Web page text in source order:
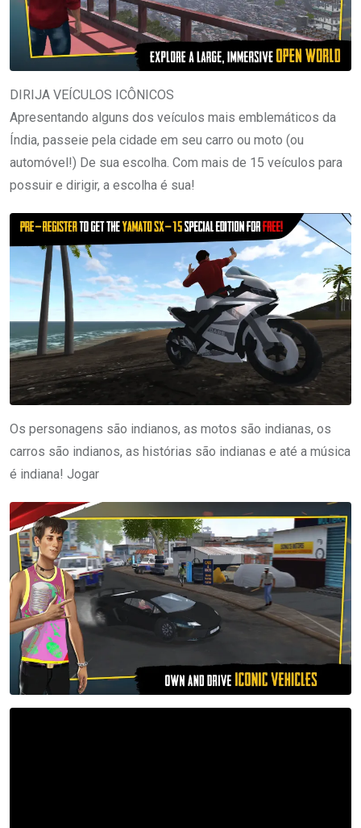
DIRIJA VEÍCULOS ICÔNICOS
Apresentando alguns dos veículos mais emblemáticos da
Índia, passeie pela cidade em seu carro ou moto (ou
automóvel!) De sua escolha. Com mais de 15 veículos para
possuir e dirigir, a escolha é sua!
Os personagens são indianos, as motos são indianas, os
carros são indianos, as histórias são indianas e até a música
é indiana! Jogar